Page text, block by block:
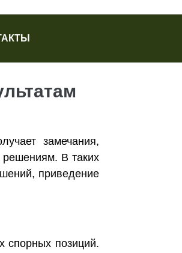
замечания,
решениям. В таких
приведение
спорных позиций.